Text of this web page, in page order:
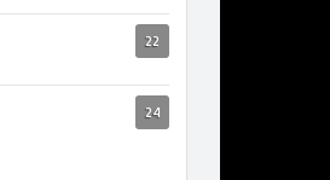
22
24